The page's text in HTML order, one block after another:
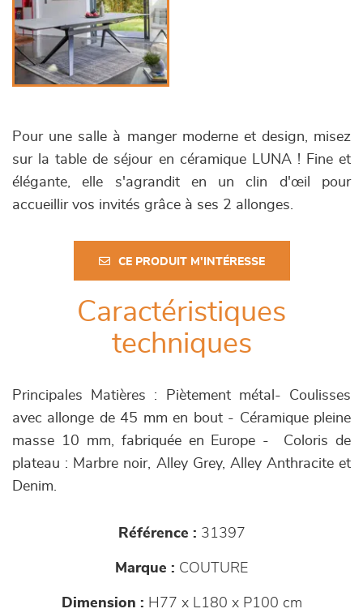
Pour une salle à manger moderne et design, misez
sur la table de séjour en céramique LUNA ! Fine et
élégante, elle s'agrandit en un clin d'œil pour
accueillir vos invités grâce à ses 2 allonges.
CE PRODUIT M'INTÉRESSE
Caractéristiques
techniques
Principales Matières : Piètement métal- Coulisses
avec allonge de 45 mm en bout - Céramique pleine
masse 10 mm, fabriquée en Europe - Coloris de
plateau : Marbre noir, Alley Grey, Alley Anthracite et
Denim.
Référence : 31397
Marque : COUTURE
Dimension : H77 x L180 x P100 cm